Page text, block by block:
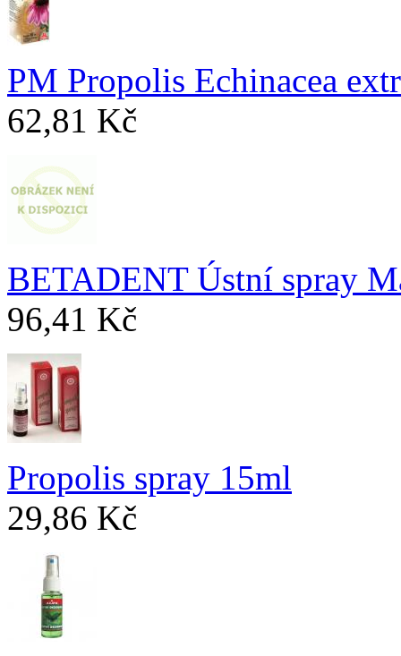
PM Propolis Echinacea
62,81 Kč
BETADENT Ústní spray
96,41 Kč
Propolis spray 15ml
29,86 Kč